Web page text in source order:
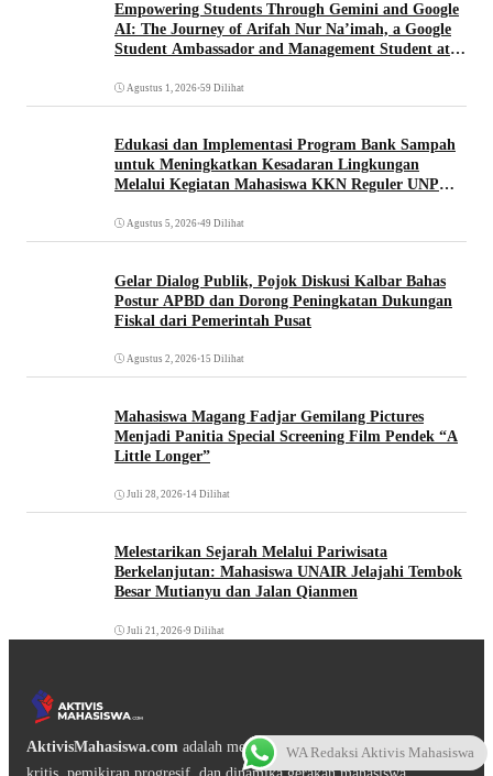
Empowering Students Through Gemini and Google
AI: The Journey of Arifah Nur Na’imah, a Google
Student Ambassador and Management Student at
Agustus 1, 2026•59 Dilihat
Edukasi dan Implementasi Program Bank Sampah
untuk Meningkatkan Kesadaran Lingkungan
Melalui Kegiatan Mahasiswa KKN Reguler UNP
Agustus 5, 2026•49 Dilihat
Gelar Dialog Publik, Pojok Diskusi Kalbar Bahas
Postur APBD dan Dorong Peningkatan Dukungan
Fiskal dari Pemerintah Pusat
Agustus 2, 2026•15 Dilihat
Mahasiswa Magang Fadjar Gemilang Pictures
Menjadi Panitia Special Screening Film Pendek “A
Little Longer”
Juli 28, 2026•14 Dilihat
Melestarikan Sejarah Melalui Pariwisata
Berkelanjutan: Mahasiswa UNAIR Jelajahi Tembok
Besar Mutianyu dan Jalan Qianmen
Juli 21, 2026•9 Dilihat
AktivisMahasiswa.com adalah media digital yang mengangkat isu
WA Redaksi Aktivis Mahasiswa